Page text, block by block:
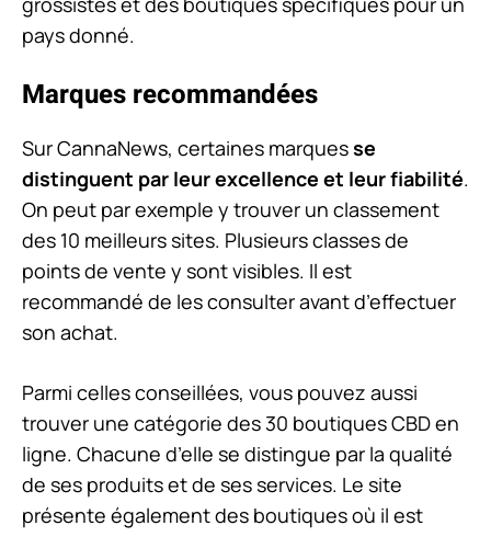
pays donné.
Marques recommandées
Sur CannaNews, certaines marquesse
distinguent par leur excellence et leur fiabilité.
On peut par exemple y trouver un classement
des 10 meilleurs sites. Plusieurs classes de
points de vente y sont visibles. Il est
recommandé de les consulter avant d’effectuer
son achat.
Parmi celles conseillées, vous pouvez aussi
trouver une catégorie des 30 boutiques CBD en
ligne. Chacune d’elle se distingue par la qualité
de ses produits et de ses services. Le site
présente également des boutiques où il est